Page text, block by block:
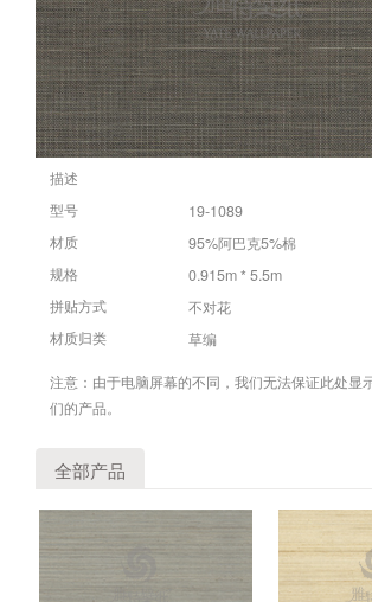
描述
型号
19-1089
材质 95%阿巴克5%棉
规格 0.915m * 5.5m
拼贴方式 不对花
材质归类
草编
注意：由于电脑屏幕的不同，我们无法保证此处显
们的产品。
全部产品